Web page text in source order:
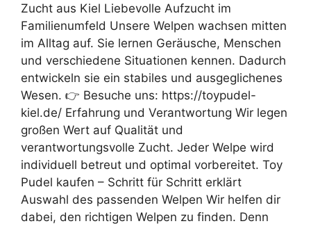
Zucht aus Kiel Liebevolle Aufzucht im
Familienumfeld Unsere Welpen wachsen mitten
im Alltag auf. Sie lernen Geräusche, Menschen
und verschiedene Situationen kennen. Dadurch
entwickeln sie ein stabiles und ausgeglichenes
Wesen. 👉 Besuche uns: https://toypudel-
kiel.de/ Erfahrung und Verantwortung Wir legen
großen Wert auf Qualität und
verantwortungsvolle Zucht. Jeder Welpe wird
individuell betreut und optimal vorbereitet. Toy
Pudel kaufen – Schritt für Schritt erklärt
Auswahl des passenden Welpen Wir helfen dir
dabei, den richtigen Welpen zu finden. Denn